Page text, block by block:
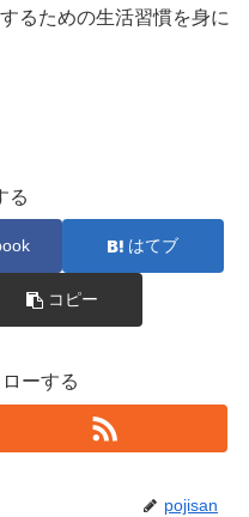
るための生活習慣を身に
る
はてブ
コピー
ーする
pojisan